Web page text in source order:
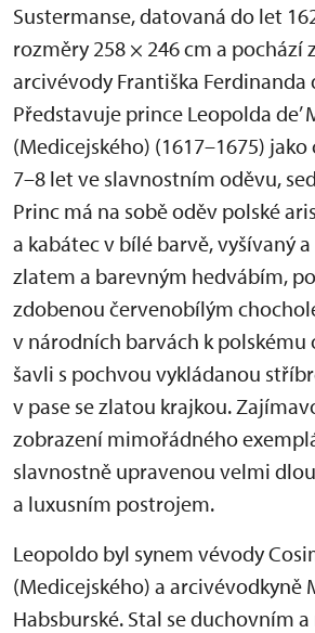
Sustermanse, datovaná do let
rozměry 258 × 246 cm a pochází
arcivévody Františka Ferdinanda
Představuje prince Leopolda de’
(Medicejského) (1617–1675)
7–8 let ve slavnostním oděvu,
Princ má na sobě oděv polské
a kabátec v bílé barvě, vyšívaný
zlatem a barevným hedvábím,
zdobenou červenobílým
v národních barvách k polskému
šavli s pochvou vykládanou
v pase se zlatou krajkou.
zobrazení mimořádného
slavnostně upravenou velmi
a luxusním postrojem.
Leopoldo byl synem vévody
(Medicejského) a arcivévodkyně
Habsburské. Stal se duchovním